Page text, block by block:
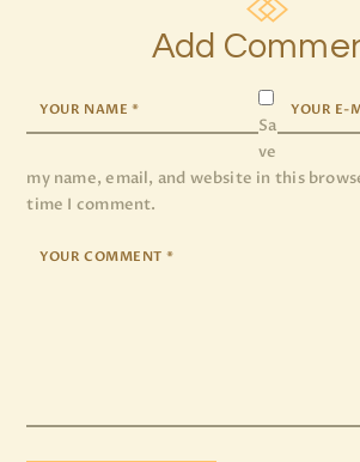
Add
Sa
ve
my name, email, and website in this
time I comment.